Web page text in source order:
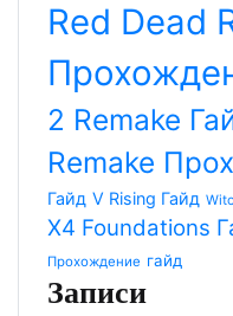
Red Dead
2 Remake
Remake
Гайд V Rising Гайд
X4 Foundations
Прохождение гайд
Записи